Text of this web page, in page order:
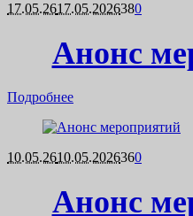
17.05.2617.05.2026380
Анонс
Подробнее
10.05.2610.05.2026360
Анонс